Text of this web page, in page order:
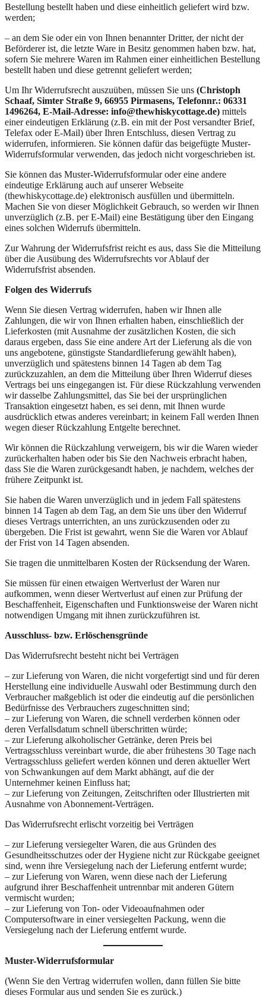
Bestellung bestellt haben und diese einheitlich geliefert wird bzw.
werden;
– an dem Sie oder ein von Ihnen benannter Dritter, der nicht der
Beförderer ist, die letzte Ware in Besitz genommen haben bzw. hat,
sofern Sie mehrere Waren im Rahmen einer einheitlichen Bestellung
bestellt haben und diese getrennt geliefert werden;
Um Ihr Widerrufsrecht auszuüben, müssen Sie uns (Christoph
Schaaf, Simter Straße 9, 66955 Pirmasens, Telefonnr.: 06331
1496264, E-Mail-Adresse: info@thewhiskycottage.de) mittels
einer eindeutigen Erklärung (z.B. ein mit der Post versandter Brief,
Telefax oder E-Mail) über Ihren Entschluss, diesen Vertrag zu
widerrufen, informieren. Sie können dafür das beigefügte Muster-
Widerrufsformular verwenden, das jedoch nicht vorgeschrieben ist.
Sie können das Muster-Widerrufsformular oder eine andere
eindeutige Erklärung auch auf unserer Webseite
(thewhiskycottage.de) elektronisch ausfüllen und übermitteln.
Machen Sie von dieser Möglichkeit Gebrauch, so werden wir Ihnen
unverzüglich (z.B. per E-Mail) eine Bestätigung über den Eingang
eines solchen Widerrufs übermitteln.
Zur Wahrung der Widerrufsfrist reicht es aus, dass Sie die Mitteilung
über die Ausübung des Widerrufsrechts vor Ablauf der
Widerrufsfrist absenden.
Folgen des Widerrufs
Wenn Sie diesen Vertrag widerrufen, haben wir Ihnen alle
Zahlungen, die wir von Ihnen erhalten haben, einschließlich der
Lieferkosten (mit Ausnahme der zusätzlichen Kosten, die sich
daraus ergeben, dass Sie eine andere Art der Lieferung als die von
uns angebotene, günstigste Standardlieferung gewählt haben),
unverzüglich und spätestens binnen 14 Tagen ab dem Tag
zurückzuzahlen, an dem die Mitteilung über Ihren Widerruf dieses
Vertrags bei uns eingegangen ist. Für diese Rückzahlung verwenden
wir dasselbe Zahlungsmittel, das Sie bei der ursprünglichen
Transaktion eingesetzt haben, es sei denn, mit Ihnen wurde
ausdrücklich etwas anderes vereinbart; in keinem Fall werden Ihnen
wegen dieser Rückzahlung Entgelte berechnet.
Wir können die Rückzahlung verweigern, bis wir die Waren wieder
zurückerhalten haben oder bis Sie den Nachweis erbracht haben,
dass Sie die Waren zurückgesandt haben, je nachdem, welches der
frühere Zeitpunkt ist.
Sie haben die Waren unverzüglich und in jedem Fall spätestens
binnen 14 Tagen ab dem Tag, an dem Sie uns über den Widerruf
dieses Vertrags unterrichten, an uns zurückzusenden oder zu
übergeben. Die Frist ist gewahrt, wenn Sie die Waren vor Ablauf
der Frist von 14 Tagen absenden.
Sie tragen die unmittelbaren Kosten der Rücksendung der Waren.
Sie müssen für einen etwaigen Wertverlust der Waren nur
aufkommen, wenn dieser Wertverlust auf einen zur Prüfung der
Beschaffenheit, Eigenschaften und Funktionsweise der Waren nicht
notwendigen Umgang mit ihnen zurückzuführen ist.
Ausschluss- bzw. Erlöschensgründe
Das Widerrufsrecht besteht nicht bei Verträgen
– zur Lieferung von Waren, die nicht vorgefertigt sind und für deren
Herstellung eine individuelle Auswahl oder Bestimmung durch den
Verbraucher maßgeblich ist oder die eindeutig auf die persönlichen
Bedürfnisse des Verbrauchers zugeschnitten sind;
– zur Lieferung von Waren, die schnell verderben können oder
deren Verfallsdatum schnell überschritten würde;
– zur Lieferung alkoholischer Getränke, deren Preis bei
Vertragsschluss vereinbart wurde, die aber frühestens 30 Tage nach
Vertragsschluss geliefert werden können und deren aktueller Wert
von Schwankungen auf dem Markt abhängt, auf die der
Unternehmer keinen Einfluss hat;
– zur Lieferung von Zeitungen, Zeitschriften oder Illustrierten mit
Ausnahme von Abonnement-Verträgen.
Das Widerrufsrecht erlischt vorzeitig bei Verträgen
– zur Lieferung versiegelter Waren, die aus Gründen des
Gesundheitsschutzes oder der Hygiene nicht zur Rückgabe geeignet
sind, wenn ihre Versiegelung nach der Lieferung entfernt wurde;
– zur Lieferung von Waren, wenn diese nach der Lieferung
aufgrund ihrer Beschaffenheit untrennbar mit anderen Gütern
vermischt wurden;
– zur Lieferung von Ton- oder Videoaufnahmen oder
Computersoftware in einer versiegelten Packung, wenn die
Versiegelung nach der Lieferung entfernt wurde.
Muster-Widerrufsformular
(Wenn Sie den Vertrag widerrufen wollen, dann füllen Sie bitte
dieses Formular aus und senden Sie es zurück.)